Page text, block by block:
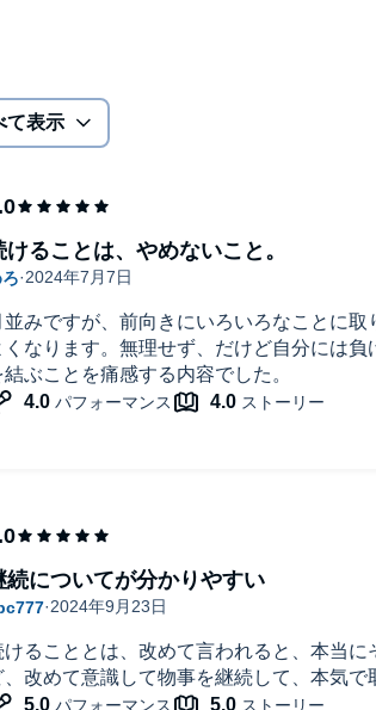
て表示
並みですが、前向きにいろいろなことに
くなります。無理せず、だけど自分には負
結ぶことを痛感する内容でした。
けることは、やめないこと。
けることとは、改めて言われると、本当に
、改めて意識して物事を継続して、本気で
続についてが分かりやすい